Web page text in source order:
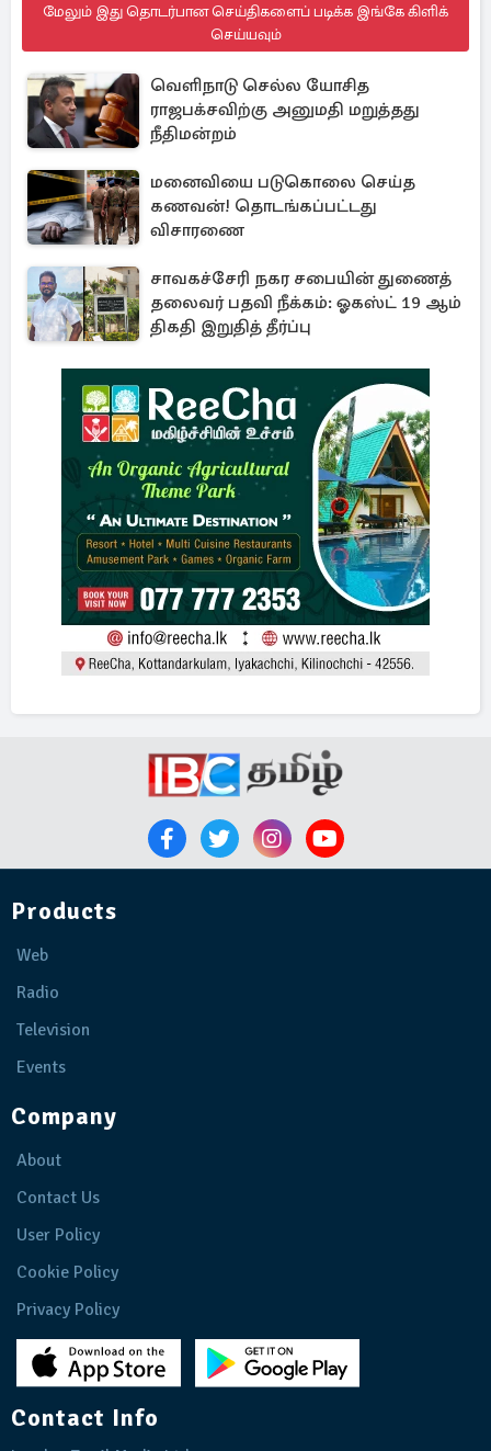
மேலும் இது தொடர்பான செய்திகளைப் படிக்க இங்கே கிளிக்
செய்யவும்
வெளிநாடு செல்ல யோசித
ராஜபக்சவிற்கு அனுமதி மறுத்தது
நீதிமன்றம்
மனைவியை படுகொலை செய்த
கணவன்! தொடங்கப்பட்டது
விசாரணை
சாவகச்சேரி நகர சபையின் துணைத்
தலைவர் பதவி நீக்கம்: ஓகஸ்ட் 19 ஆம்
திகதி இறுதித் தீர்ப்பு
Products
Web
Radio
Television
Events
Company
About
Contact Us
User Policy
Cookie Policy
Privacy Policy
Contact Info